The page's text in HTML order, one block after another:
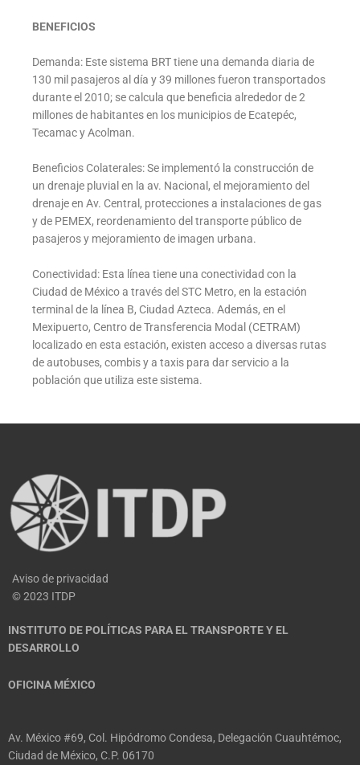
BENEFICIOS
Demanda: Este sistema BRT tiene una demanda diaria de
130 mil pasajeros al día y 39 millones fueron transportados
durante el 2010; se calcula que beneficia alrededor de 2
millones de habitantes en los municipios de Ecatepéc,
Tecamac y Acolman.
Beneficios Colaterales: Se implementó la construcción de
un drenaje pluvial en la av. Nacional, el mejoramiento del
drenaje en Av. Central, protecciones a instalaciones de gas
y de PEMEX, reordenamiento del transporte público de
pasajeros y mejoramiento de imagen urbana.
Conectividad: Esta línea tiene una conectividad con la
Ciudad de México a través del STC Metro, en la estación
terminal de la línea B, Ciudad Azteca. Además, en el
Mexipuerto, Centro de Transferencia Modal (CETRAM)
localizado en esta estación, existen acceso a diversas rutas
de autobuses, combis y a taxis para dar servicio a la
población que utiliza este sistema.
Aviso de privacidad
© 2023 ITDP
INSTITUTO DE POLÍTICAS PARA EL TRANSPORTE Y EL
DESARROLLO
OFICINA MÉXICO
Av. México #69, Col. Hipódromo Condesa, Delegación Cuauhtémoc,
Ciudad de México, C.P. 06170